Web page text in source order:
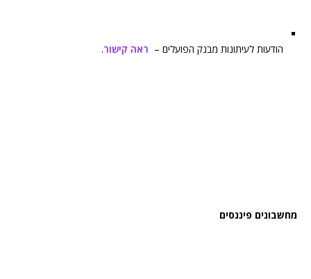
הודעות לעיתונות מבנק הפועלים – ראה קישור.
מחשבונים פיננסים